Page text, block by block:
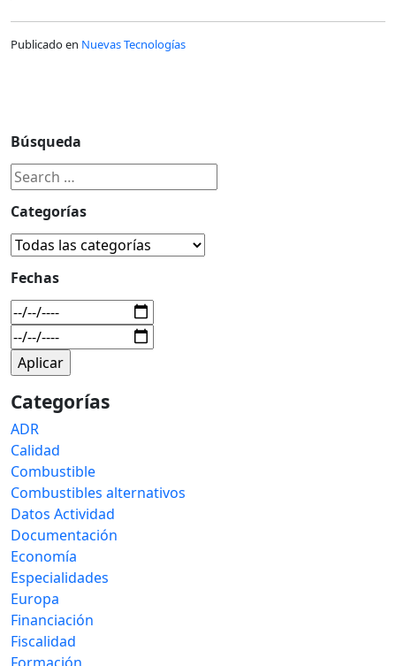
Publicado en Nuevas Tecnologías
Búsqueda
Categorías
Fechas
Categorías
ADR
Calidad
Combustible
Combustibles alternativos
Datos Actividad
Documentación
Economía
Especialidades
Europa
Financiación
Fiscalidad